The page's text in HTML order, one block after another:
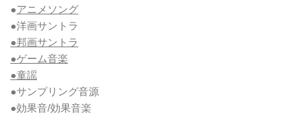
●アニメソング
●洋画サントラ
●邦画サントラ
●ゲーム音楽
●童謡
●サンプリング音源
●効果音/効果音楽